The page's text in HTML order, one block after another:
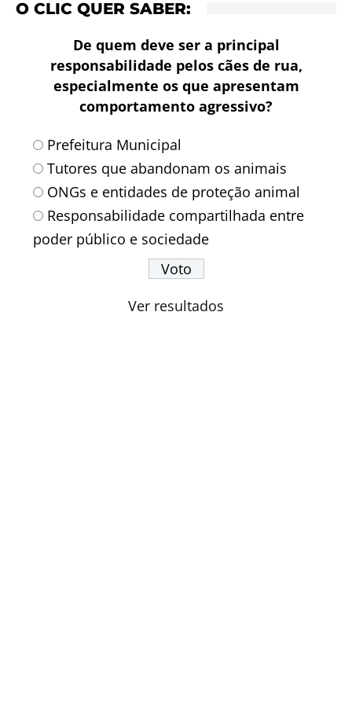
O CLIC QUER SABER:
De quem deve ser a principal
responsabilidade pelos cães de rua,
especialmente os que apresentam
comportamento agressivo?
Prefeitura Municipal
Tutores que abandonam os animais
ONGs e entidades de proteção animal
Responsabilidade compartilhada entre
poder público e sociedade
Ver resultados